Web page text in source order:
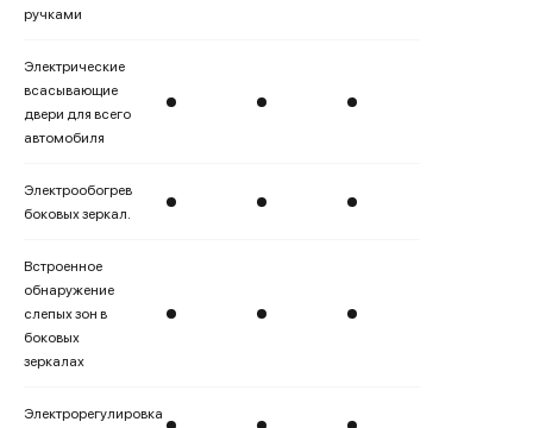
ручками
Электрические
всасывающие
двери для всего
автомобиля
Электрообогрев
боковых зеркал.
Встроенное
обнаружение
слепых зон в
боковых
зеркалах
Электрорегулировка